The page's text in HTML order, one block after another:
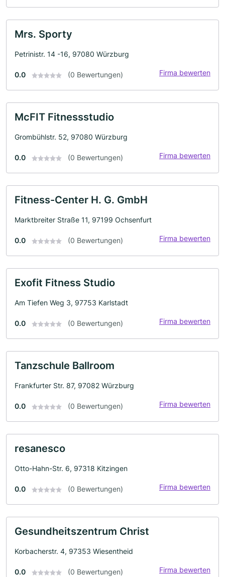
Mrs. Sporty
Petrinistr. 14 -16, 97080 Würzburg
0.0 (0 Bewertungen) Firma bewerten
McFIT Fitnessstudio
Grombühlstr. 52, 97080 Würzburg
0.0 (0 Bewertungen) Firma bewerten
Fitness-Center H. G. GmbH
Marktbreiter Straße 11, 97199 Ochsenfurt
0.0 (0 Bewertungen) Firma bewerten
Exofit Fitness Studio
Am Tiefen Weg 3, 97753 Karlstadt
0.0 (0 Bewertungen) Firma bewerten
Tanzschule Ballroom
Frankfurter Str. 87, 97082 Würzburg
0.0 (0 Bewertungen) Firma bewerten
resanesco
Otto-Hahn-Str. 6, 97318 Kitzingen
0.0 (0 Bewertungen) Firma bewerten
Gesundheitszentrum Christ
Korbacherstr. 4, 97353 Wiesentheid
0.0 (0 Bewertungen) Firma bewerten